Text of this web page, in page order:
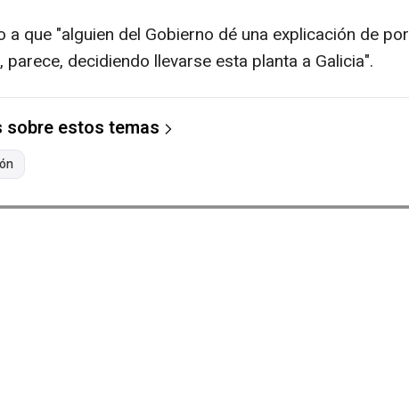
a que "alguien del Gobierno dé una explicación de por
parece, decidiendo llevarse esta planta a Galicia".
estos temas